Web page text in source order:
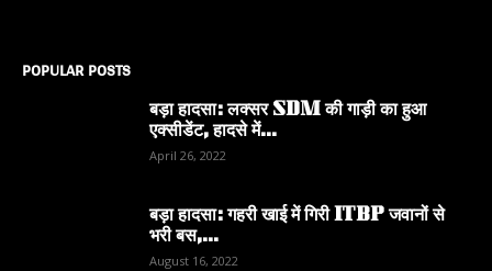
POPULAR POSTS
बड़ा हादसा: लक्सर SDM की गाड़ी का हुआ
एक्सीडेंट, हादसे में...
April 26, 2022
बड़ा हादसा: गहरी खाई में गिरी ITBP जवानों से
भरी बस,...
August 16, 2022